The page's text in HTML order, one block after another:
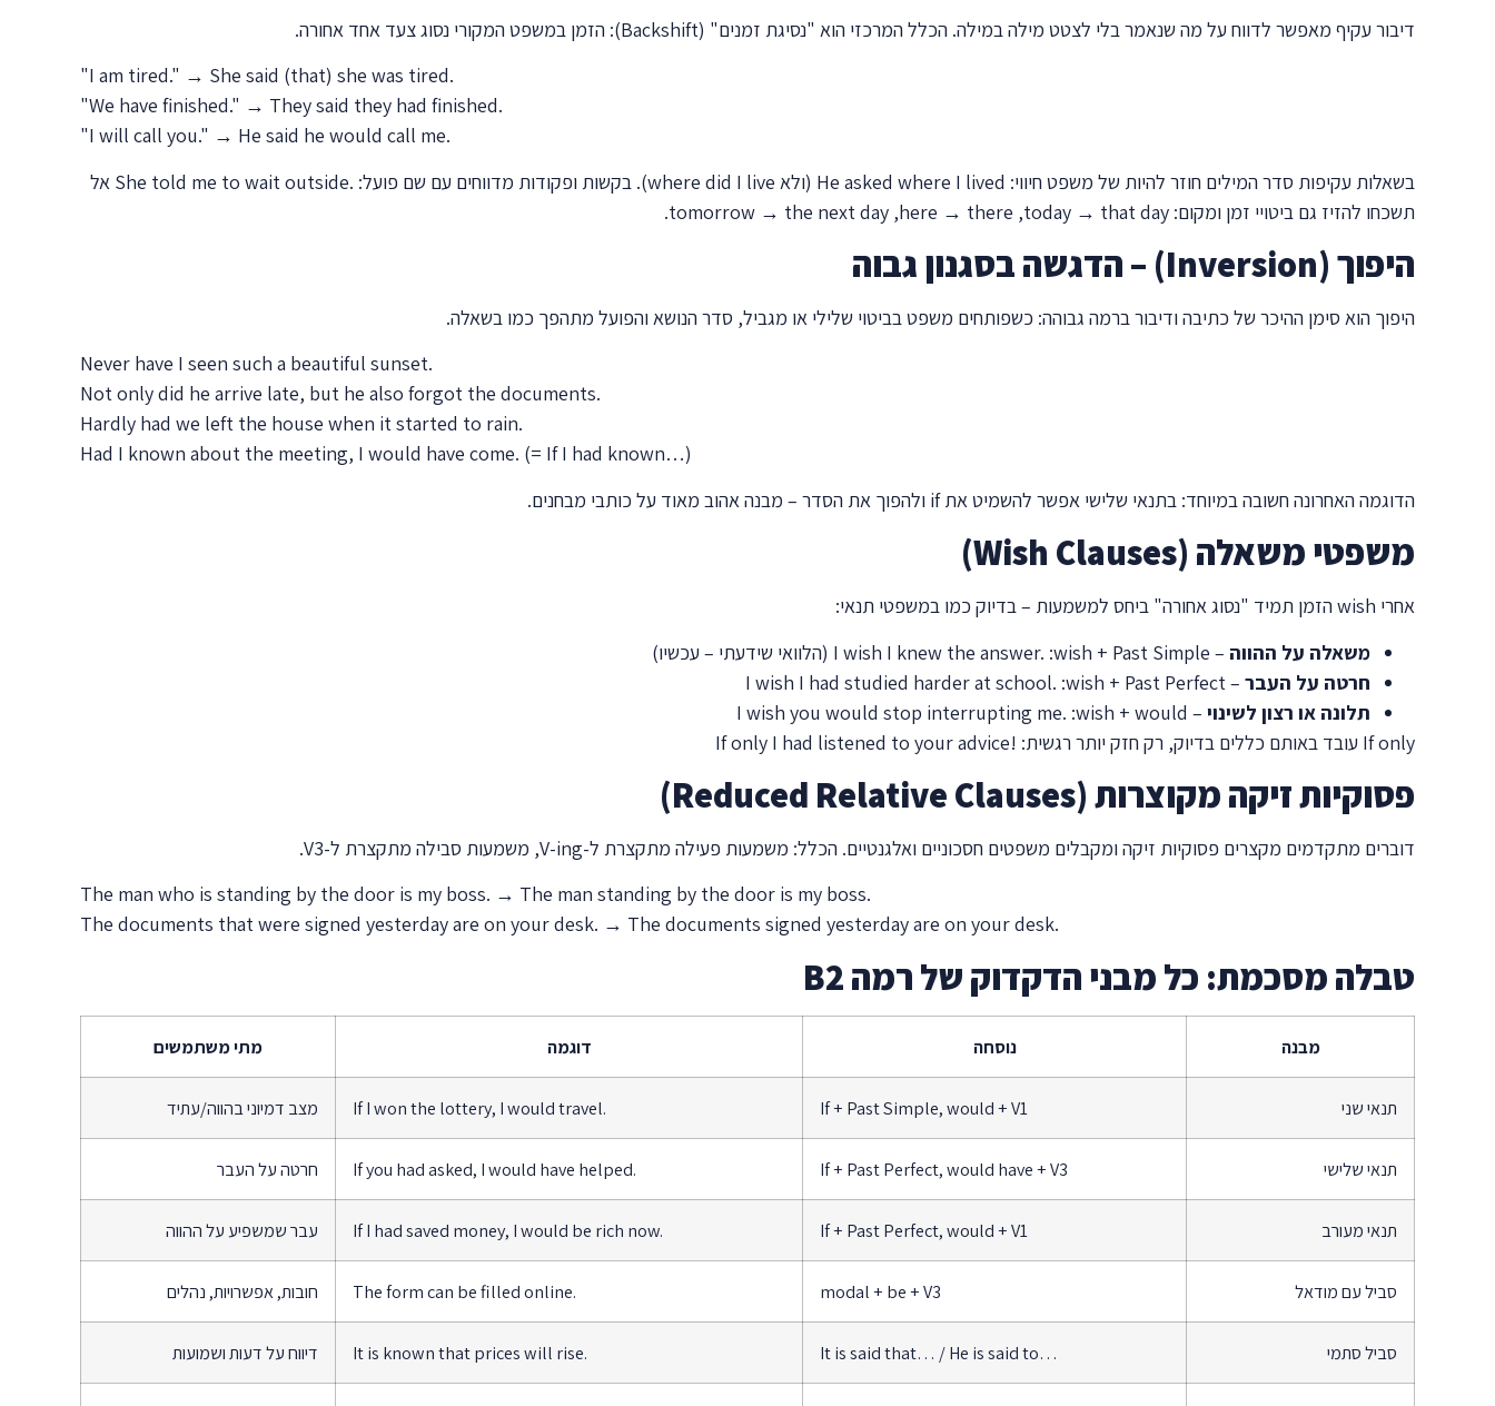
דיבור עקיף מאפשר לדווח על מה שנאמר בלי לצטט מילה במילה. הכלל המרכזי הוא "נסיגת זמנים" (Backshift): הזמן במשפט המקורי נסוג צעד אחד אחורה.
"I am tired." → She said (that) she was tired.
"We have finished." → They said they had finished.
"I will call you." → He said he would call me.
בשאלות עקיפות סדר המילים חוזר להיות של משפט חיווי: He asked where I lived (ולא where did I live). בקשות ופקודות מדווחים עם שם פועל: She told me to wait outside. אל
תשכחו להזיז גם ביטויי זמן ומקום: today → that day
, ‏
here → there
, ‏
tomorrow → the next day
.
היפוך (Inversion) – הדגשה בסגנון גבוה
היפוך הוא סימן ההיכר של כתיבה ודיבור ברמה גבוהה: כשפותחים משפט בביטוי שלילי או מגביל, סדר הנושא והפועל מתהפך כמו בשאלה.
Never have I seen such a beautiful sunset.
Not only did he arrive late, but he also forgot the documents.
Hardly had we left the house when it started to rain.
Had I known about the meeting, I would have come. (= If I had known…)
הדוגמה האחרונה חשובה במיוחד: בתנאי שלישי אפשר להשמיט אתif ולהפוך את הסדר – מבנה אהוב מאוד על כותבי מבחנים.
משפטי משאלה (Wish Clauses)
אחרי wishהזמן תמיד "נסוג אחורה" ביחס למשמעות – בדיוק כמו במשפטי תנאי:
משאלה על ההווה –
wish + Past Simple
: ‏
I wish I knew the answer. (הלוואי שידעתי – עכשיו)
חרטה על העבר –
wish + Past Perfect
: ‏
I wish I had studied harder at school.
תלונה או רצון לשינוי –
wish + would
: ‏
I wish you would stop interrupting me.
If only עובד באותם כללים בדיוק, רק חזק יותר רגשית: If only I had listened to your advice!
פסוקיות זיקה מקוצרות (Reduced Relative Clauses)
דוברים מתקדמים מקצרים פסוקיות זיקה ומקבלים משפטים חסכוניים ואלגנטיים. הכלל: משמעות פעילה מתקצרת ל-V-ing, משמעות סבילה מתקצרת ל-V3
.
The man who is standing by the door is my boss. → The man standing by the door is my boss.
The documents that were signed yesterday are on your desk. → The documents signed yesterday are on your desk.
טבלה מסכמת: כל מבני הדקדוק של רמה B2
מבנה נוסחה דוגמה מתי משתמשים
תנאי שני If + Past Simple, would + V1
If I won the lottery, I would travel. מצב דמיוני בהווה/עתיד
תנאי שלישי If + Past Perfect, would have + V3
If you had asked, I would have helped. חרטה על העבר
תנאי מעורב If + Past Perfect, would + V1
If I had saved money, I would be rich now. עבר שמשפיע על ההווה
סביל עם מודאל modal + be + V3
The form can be filled online. חובות, אפשרויות, נהלים
סביל סתמי It is said that… / He is said to…
It is known that prices will rise. דיווח על דעות ושמועות